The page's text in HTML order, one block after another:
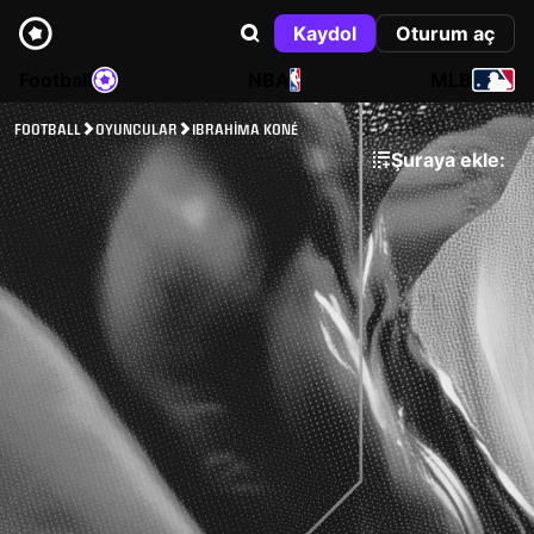
Kaydol
Oturum aç
NBA
FOOTBALL OYUNCULAR IBRAHIMA KONÉ
Şuraya ekle: